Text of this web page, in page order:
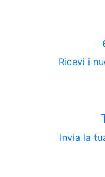
Ricevi i
Invia la